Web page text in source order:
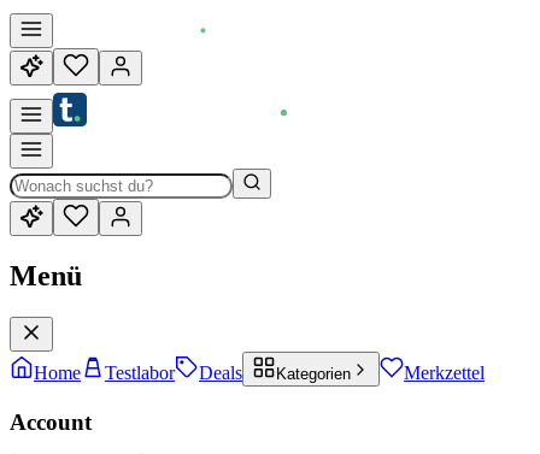
Menü
Home Testlabor Deals Kategorien Merkzettel
Account